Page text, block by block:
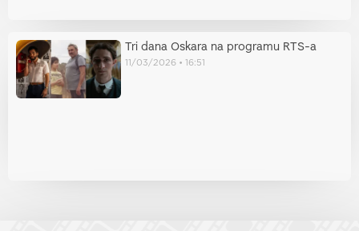
Tri dana Oskara na programu RTS-a
11/03/2026 16:51